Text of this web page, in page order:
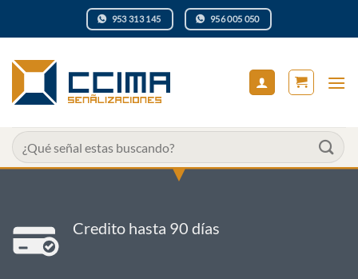
953 313 145 956 005 050
Buscar
por:
Credito hasta 90 días